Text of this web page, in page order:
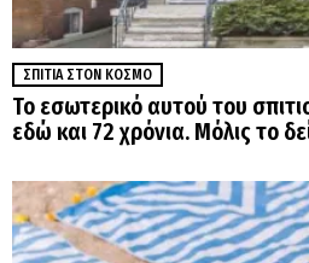
ΣΠΊΤΙΑ ΣΤΟΝ ΚΌΣΜΟ
Το εσωτερικό αυτού του
εδώ και 72 χρόνια. Μόλις το